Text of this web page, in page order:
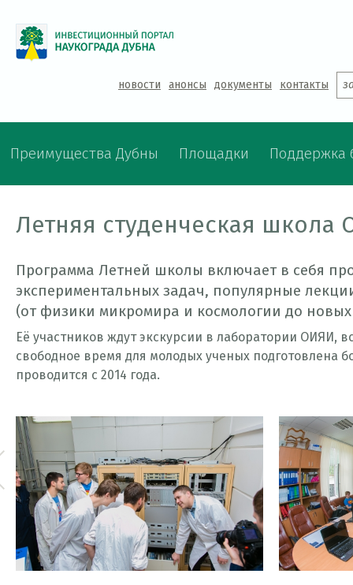
новости анонсы документы контакты
Преимущества Дубны Площадки Поддержка
Летняя студенческая школа
Программа Летней школы включает в себя
экспериментальных задач, популярные
(от физики микромира и космологии до
Её участников ждут экскурсии в лаборатории
свободное время для молодых ученых подготовлена
проводится с 2014 года.